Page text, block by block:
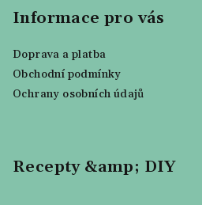
Informace pro vás
Doprava a platba
Obchodní podmínky
Ochrany osobních údajů
Recepty &amp; DIY